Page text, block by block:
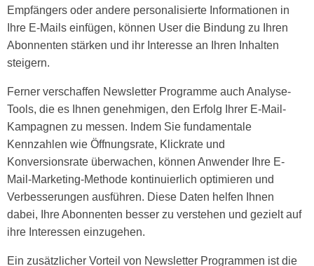
Empfängers oder andere personalisierte Informationen in
Ihre E-Mails einfügen, können User die Bindung zu Ihren
Abonnenten stärken und ihr Interesse an Ihren Inhalten
steigern.
Ferner verschaffen Newsletter Programme auch Analyse-
Tools, die es Ihnen genehmigen, den Erfolg Ihrer E-Mail-
Kampagnen zu messen. Indem Sie fundamentale
Kennzahlen wie Öffnungsrate, Klickrate und
Konversionsrate überwachen, können Anwender Ihre E-
Mail-Marketing-Methode kontinuierlich optimieren und
Verbesserungen ausführen. Diese Daten helfen Ihnen
dabei, Ihre Abonnenten besser zu verstehen und gezielt auf
ihre Interessen einzugehen.
Ein zusätzlicher Vorteil von Newsletter Programmen ist die